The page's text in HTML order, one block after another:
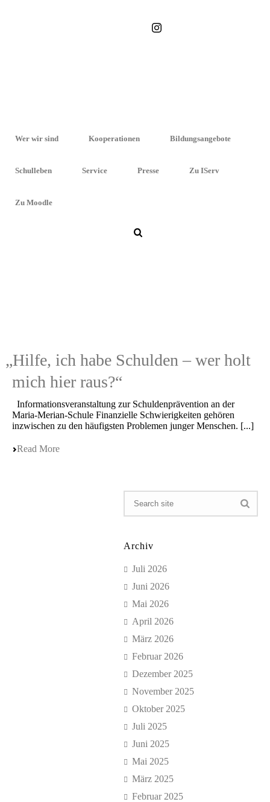
Wer wir sind Kooperationen Bildungsangebote
Schulleben Service Presse Zu IServ
Zu Moodle
„Hilfe, ich habe Schulden – wer holt
mich hier raus?“
Infor­ma­ti­ons­ver­an­stal­tung zur Schul­den­prä­ven­ti­on an der
Maria-Merian-Schule Finan­zi­el­le Schwie­rig­kei­ten gehören
inzwi­schen zu den häufigs­ten Proble­men junger Menschen. [...]
Read More
Archiv
Juli 2026
Juni 2026
Mai 2026
April 2026
März 2026
Februar 2026
Dezember 2025
November 2025
Oktober 2025
Juli 2025
Juni 2025
Mai 2025
März 2025
Februar 2025